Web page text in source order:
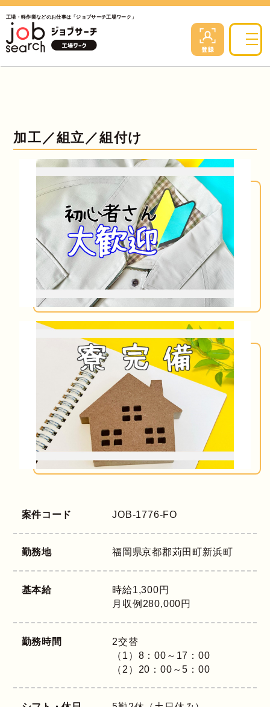
工場・軽作業などのお仕事は「ジョブサーチ工場ワーク」
加工／組立／組付け
案件コード JOB-1776-FO
勤務地 福岡県京都郡苅田町新浜町
基本給
時給1,300円
月収例280,000円
勤務時間
2交替
（1）8：00～17：00
（2）20：00～5：00